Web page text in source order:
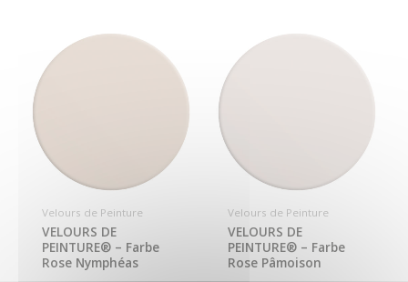
Velours de Peinture
VELOURS DE
PEINTURE® – Farbe
Rose Nymphéas
Velours de Peinture
VELOURS DE
PEINTURE® – Farbe
Rose Pâmoison